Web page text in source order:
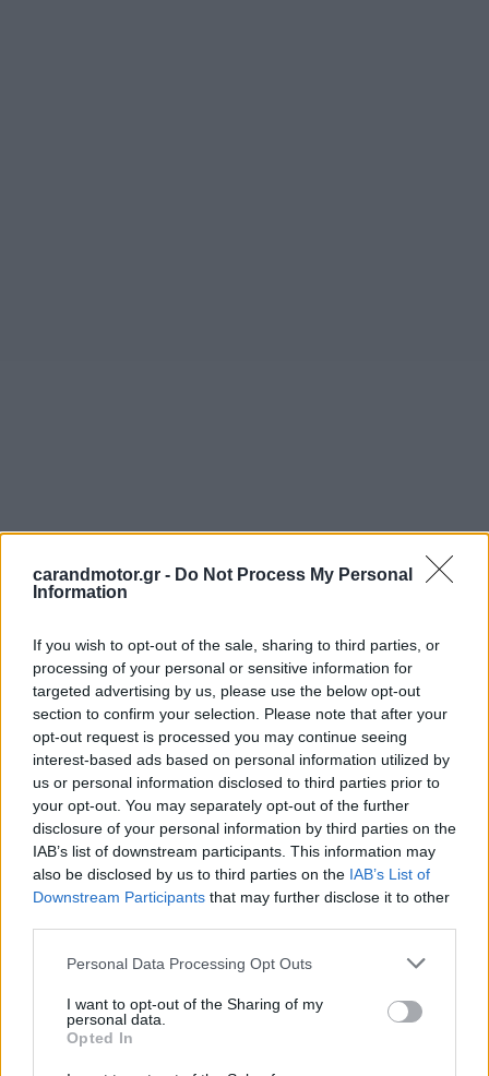
carandmotor.gr - Do Not Process My Personal
Information
If you wish to opt-out of the sale, sharing to third parties, or
processing of your personal or sensitive information for
targeted advertising by us, please use the below opt-out
section to confirm your selection. Please note that after your
opt-out request is processed you may continue seeing
interest-based ads based on personal information utilized by
us or personal information disclosed to third parties prior to
your opt-out. You may separately opt-out of the further
disclosure of your personal information by third parties on the
IAB’s list of downstream participants. This information may
also be disclosed by us to third parties on the IAB’s List of
Downstream Participants that may further disclose it to other
Please note that this website/app uses one or more Google
not limited to your visit or usage behaviour. You may click to
grant or deny consent to Google and its third-party tags to
use your data for below specified purposes in below Google
Personal Data Processing Opt Outs
I want to opt-out of the Sharing of my
personal data.
Opted In